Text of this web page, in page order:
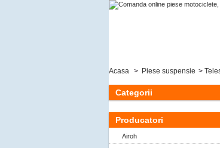
Categorii
Producatori
Airoh
Acasa > Piese suspensie >